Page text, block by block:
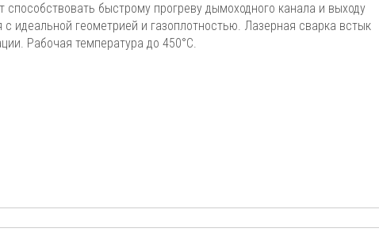
быстрому прогреву дымоходного канала и выходу
идеальной геометрией и газоплотностью. Лазерная сварка встык
Рабочая температура до 450°С.